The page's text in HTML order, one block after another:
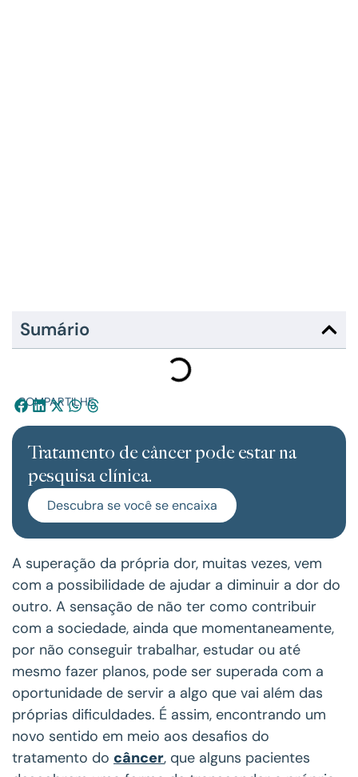
Sumário
COMPARTILHE:
Tratamento de câncer pode estar na
pesquisa clínica.
Descubra se você se encaixa
A superação da própria dor, muitas vezes, vem
com a possibilidade de ajudar a diminuir a dor do
outro. A sensação de não ter como contribuir
com a sociedade, ainda que momentaneamente,
por não conseguir trabalhar, estudar ou até
mesmo fazer planos, pode ser superada com a
oportunidade de servir a algo que vai além das
próprias dificuldades. É assim, encontrando um
novo sentido em meio aos desafios do
tratamento do câncer, que alguns pacientes